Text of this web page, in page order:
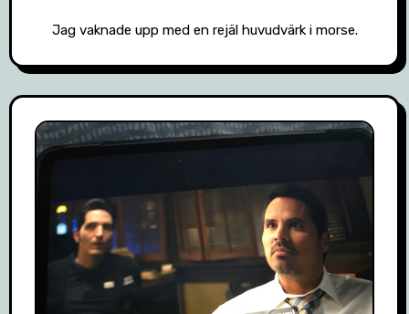
Jag vaknade upp med en rejäl huvudvärk i morse.